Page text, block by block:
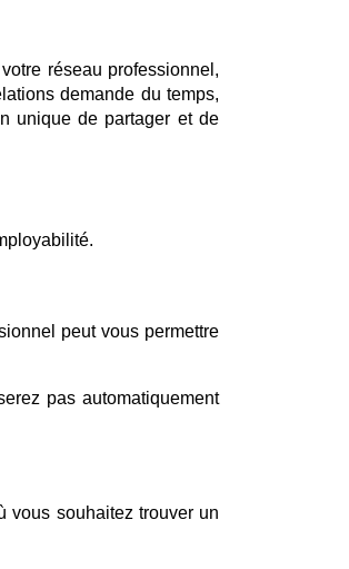
réseau professionnel,
demande du temps,
unique de partager et de
peut vous permettre
pas automatiquement
vous souhaitez trouver un